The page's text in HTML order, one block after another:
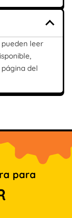
pueden leer
del
para